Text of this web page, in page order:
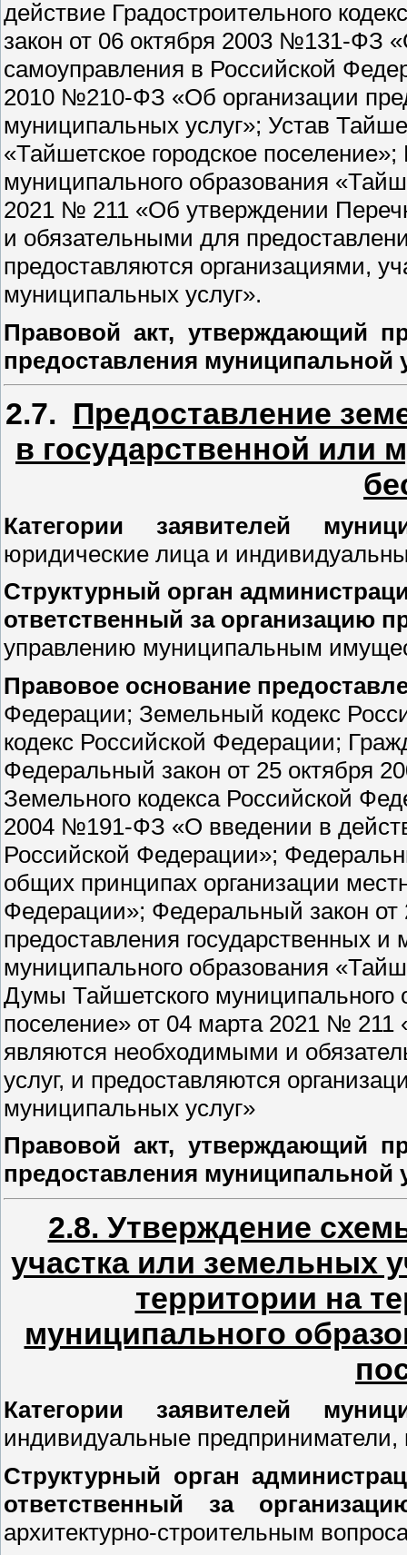
действие Градостроительного
закон от 06 октября 2003 №131-ФЗ
самоуправления в Российской
2010 №210-ФЗ «Об организации
муниципальных услуг»; Устав
«Тайшетское городское
муниципального образования
2021 № 211 «Об утверждении
и обязательными для
предоставляются организациями,
муниципальных услуг».
Правовой акт, утверждающий
предоставления муниципальной
2.7. Предоставление
в государственной или
Категории заявителей
юридические лица и
Структурный орган
ответственный за организацию
управлению муниципальным
Правовое основание
Федерации; Земельный кодекс
кодекс Российской Федерации;
Федеральный закон от 25 октября
Земельного кодекса Российской
2004 №191-ФЗ «О введении в
Российской Федерации»;
общих принципах организации
Федерации»; Федеральный закон
предоставления государственных
муниципального образования
Думы Тайшетского муниципального
поселение» от 04 марта 2021 № 211
являются необходимыми и
услуг, и предоставляются
муниципальных услуг»
Правовой акт, утверждающий
предоставления муниципальной
2.8. Утверждение
участка или земельных
территории на
муниципального
Категории заявителей
индивидуальные
Структурный орган
ответственный за
архитектурно-строительным